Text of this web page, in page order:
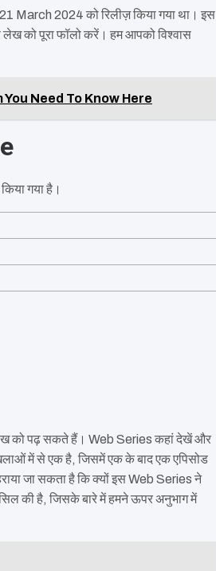
March 2024 को रिलीज़ किया गया था। इस
को पूरा फॉलो करें। हम आपको विश्वास
Need To Know Here
गया है।
को पढ़ सकते हैं। Web Series कहां देखें और
में से एक है, जिसमें एक के बाद एक एपिसोड
जा सकता है कि क्यों इस Web Series ने
की है, जिसके बारे में हमने ऊपर अनुभाग में